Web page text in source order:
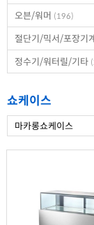
오븐/워머 (196)
절단기/믹서/포장기
정수기/워터릴/기타
쇼케이스
마카롱쇼케이스